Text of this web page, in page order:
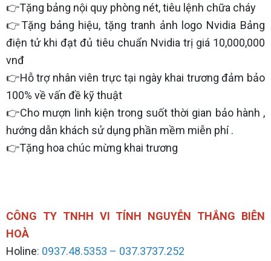
👉Tặng bảng nội quy phòng nét, tiêu lệnh chữa cháy
👉Tặng bảng hiệu, tặng tranh ảnh logo Nvidia Bảng
điện tử khi đạt đủ tiêu chuẩn Nvidia trị giá 10,000,000
vnđ
👉Hỗ trợ nhân viên trực tại ngày khai trương đảm bảo
100% về vấn đề kỹ thuật
👉Cho mượn linh kiện trong suốt thời gian bảo hành ,
hướng dẫn khách sử dụng phần mềm miễn phí .
👉Tặng hoa chúc mừng khai trương
CÔNG TY TNHH VI TÍNH NGUYỄN THẮNG BIÊN
HOÀ
Holine: 0937.48.5353 – 037.3737.252